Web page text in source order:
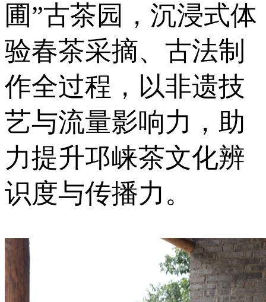
圃”古茶园，沉浸式体
验春茶采摘、古法制
作全过程，以非遗技
艺与流量影响力，助
力提升邛崃茶文化辨
识度与传播力。